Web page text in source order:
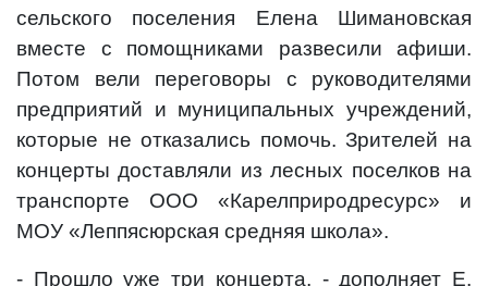
сельского поселения Елена Шимановская
вместе с помощниками развесили афиши.
Потом вели переговоры с руководителями
предприятий и муниципальных учреждений,
которые не отказались помочь. Зрителей на
концерты доставляли из лесных поселков на
транспорте ООО «Карелприродресурс» и
МОУ «Леппясюрская средняя школа».
- Прошло уже три концерта, - дополняет Е.